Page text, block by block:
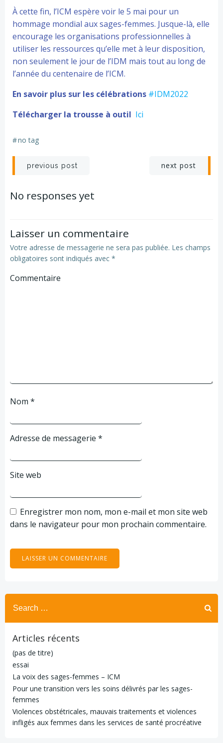
À cette fin, l’ICM espère voir le 5 mai pour un
hommage mondial aux sages-femmes. Jusque-là, elle
encourage les organisations professionnelles à
utiliser les ressources qu’elle met à leur disposition,
non seulement le jour de l’IDM mais tout au long de
l’année du centenaire de l’ICM.
En savoir plus sur les célébrations #IDM2022
Télécharger la trousse à outil Ici
#no tag
Navigation
de
previous post
Navigation
next post
No responses yet
Laisser un commentaire
Votre adresse de messagerie ne sera pas publiée. Les champs
obligatoires sont indiqués avec *
Commentaire
Nom *
Adresse de messagerie *
Site web
Enregistrer mon nom, mon e-mail et mon site web
dans le navigateur pour mon prochain commentaire.
Search
for:
Articles récents
(pas de titre)
essai
La voix des sages-femmes – ICM
Pour une transition vers les soins délivrés par les sages-
femmes
Violences obstétricales, mauvais traitements et violences
infligés aux femmes dans les services de santé procréative